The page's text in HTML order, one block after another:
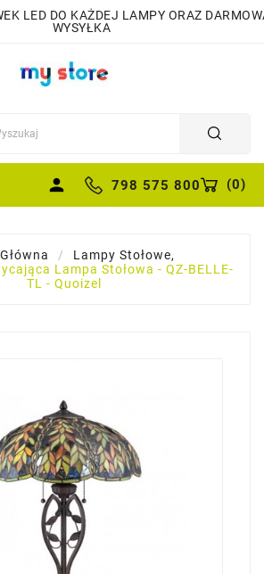
LED DO KAŻDEJ LAMPY ORAZ
WYSYŁKA
person 798 575 800 (0)
Lampy Stołowe,
Lampa Stołowa - QZ-BELLE-
TL - Quoizel